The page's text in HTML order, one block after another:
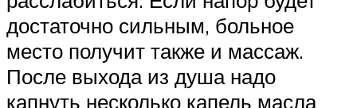
достаточно сильным, больное
место получит также и массаж.
После выхода из душа надо
капнуть несколько капель масла